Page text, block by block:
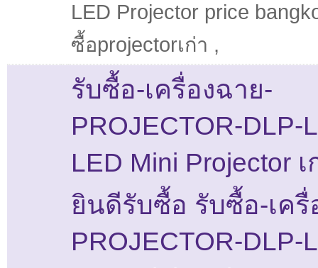
LED Projector price
ซื้อprojectorเก่า ,
รับซื้อ-เครื่องฉาย-
PROJECTOR-DLP-
LED Mini Projector
ยินดีรับซื้อ รับซื้อ-เครื่
PROJECTOR-DLP-